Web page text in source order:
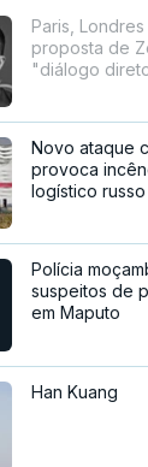
Paris,
proposta de
"diálogo
Novo ataque
provoca
logístico russo
Polícia
suspeitos de
em Maputo
Han Kuang